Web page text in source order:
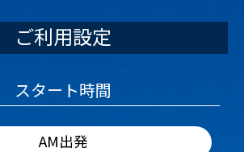
ご利用設定
スタート時間
AM出発